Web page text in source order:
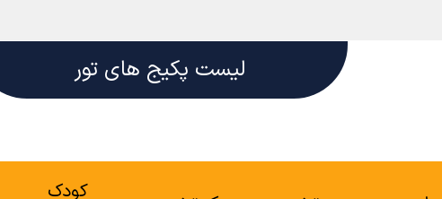
لیست پکیج های تور
کودک